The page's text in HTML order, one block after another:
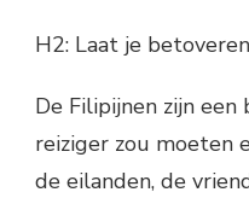
H2: Laat je
De Filipijnen zijn
reiziger zou moeten
de eilanden, de